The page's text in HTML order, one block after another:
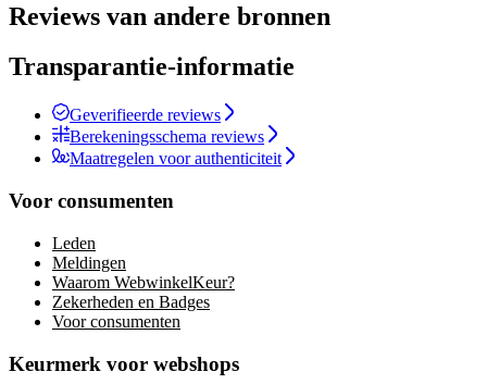
Reviews van andere bronnen
Transparantie-informatie
Geverifieerde reviews
Berekeningsschema reviews
Maatregelen voor authenticiteit
Voor consumenten
Leden
Meldingen
Waarom WebwinkelKeur?
Zekerheden en Badges
Voor consumenten
Keurmerk voor webshops